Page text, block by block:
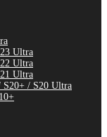
Ultra
Ultra
Ultra
S20+ / S20 Ultra